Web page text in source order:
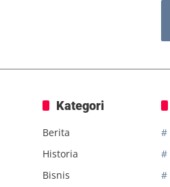
Kategori
Berita
Historia
Bisnis